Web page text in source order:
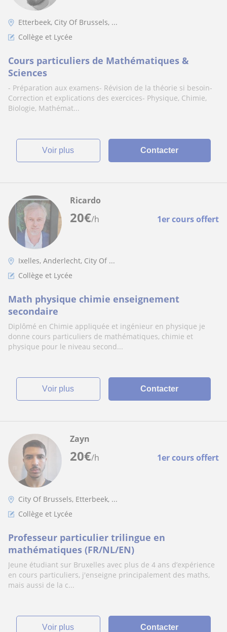
Etterbeek, City Of Brussels, ...
Collège et Lycée
Cours particuliers de Mathématiques &
Sciences
- Préparation aux examens- Révision de la théorie si besoin-
Correction et explications des exercices- Physique, Chimie,
Biologie, Mathémat...
voir plus Contacter
20€/h 1er cours offert
Ricardo
Ixelles, Anderlecht, City Of ...
Collège et Lycée
Math physique chimie enseignement
secondaire
Diplômé en Chimie appliquée et ingénieur en physique je
donne cours particuliers de mathématiques, chimie et
physique pour le niveau second...
voir plus Contacter
20€/h 1er cours offert
Zayn
City Of Brussels, Etterbeek, ...
Collège et Lycée
Professeur particulier trilingue en
mathématiques (FR/NL/EN)
Jeune étudiant sur Bruxelles avec plus de 4 ans d’expérience
en cours particuliers, j'enseigne principalement des maths,
mais aussi de la c...
voir plus Contacter